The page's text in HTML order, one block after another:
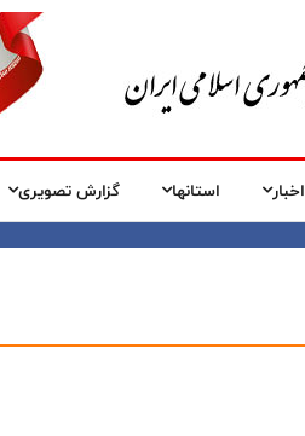
اخبار استانها گزارش تصویری